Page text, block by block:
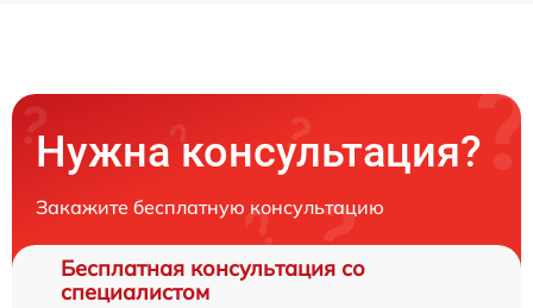
Нужна консультация?
Закажите бесплатную консультацию
Бесплатная консультация со
специалистом